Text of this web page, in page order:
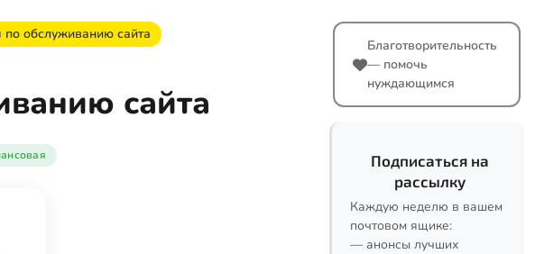
по обслуживанию сайта
сайта
Благотворительность
— помочь
нуждающимся
Подписаться на
рассылку
Каждую неделю в вашем
почтовом ящике:
— анонсы лучших